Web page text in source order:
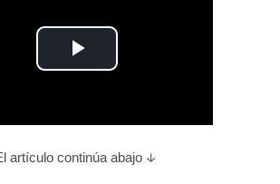
P
a
artículo continúa abajo